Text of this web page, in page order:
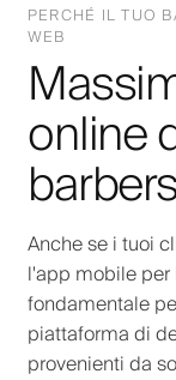
PERCHÉ IL TUO
WEB
online
Anche se i tuoi
l'app mobile per
fondamentale
piattaforma di
provenienti da